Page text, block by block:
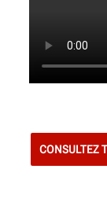
CONSULTEZ